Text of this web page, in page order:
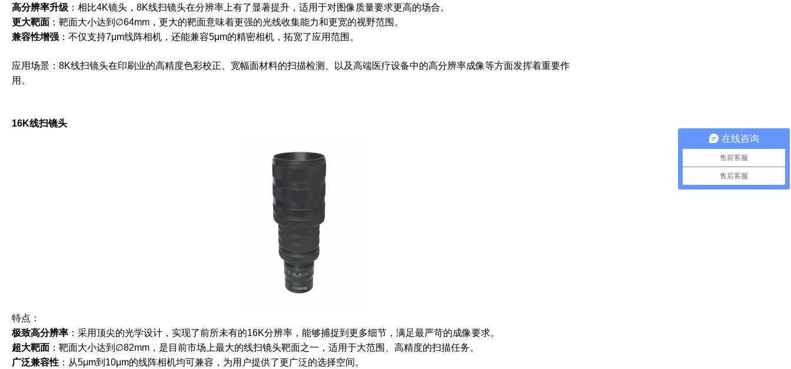
高分辨率升级：相比4K镜头，8K线扫镜头在分辨率上有了显著提升，适用于对图像质量要求更高的场合。
更大靶面：靶面大小达到∅64mm，更大的靶面意味着更强的光线收集能力和更宽的视野范围。
兼容性增强：不仅支持7μm线阵相机，还能兼容5μm的精密相机，拓宽了应用范围。
应用场景：8K线扫镜头在印刷业的高精度色彩校正、宽幅面材料的扫描检测、以及高端医疗设备中的高分辨率成像等方面发挥着重要作
用。
16K线扫镜头
特点：
极致高分辨率：采用顶尖的光学设计，实现了前所未有的16K分辨率，能够捕捉到更多细节，满足最严苛的成像要求。
超大靶面：靶面大小达到∅82mm，是目前市场上最大的线扫镜头靶面之一，适用于大范围、高精度的扫描任务。
广泛兼容性：从5μm到10μm的线阵相机均可兼容，为用户提供了更广泛的选择空间。
在线咨询
售前客服
售后客服